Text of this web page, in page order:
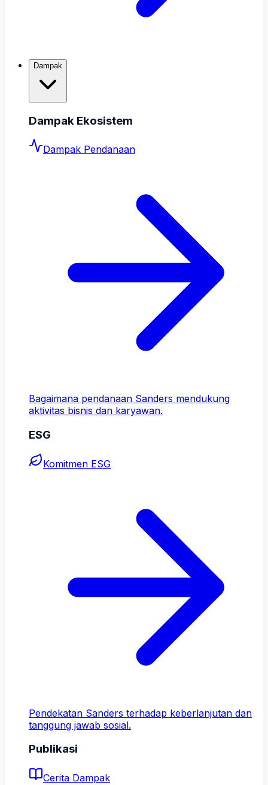
Dampak
Dampak Ekosistem
Dampak Pendanaan
Bagaimana pendanaan Sanders mendukung
aktivitas bisnis dan karyawan.
ESG
Komitmen ESG
Pendekatan Sanders terhadap keberlanjutan dan
tanggung jawab sosial.
Publikasi
Cerita Dampak